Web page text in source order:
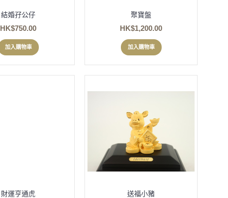
結婚孖公仔
HK$750.00
加入購物車
聚寶盤
HK$1,200.00
加入購物車
財運亨通虎 送福小豬